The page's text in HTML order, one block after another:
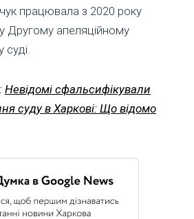
працювала з 2020 року
Другому апеляційному
суді.
Невідомі сфальсифікували
суду в Харкові: Що відомо